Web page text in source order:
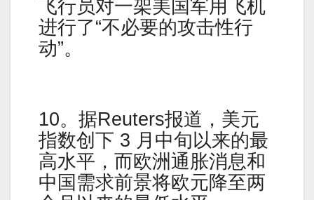
飞行员对一架美国军用飞机
进行了“不必要的攻击性行
动”。
10。据Reuters报道，美元
指数创下 3 月中旬以来的最
高水平，而欧洲通胀消息和
中国需求前景将欧元降至两